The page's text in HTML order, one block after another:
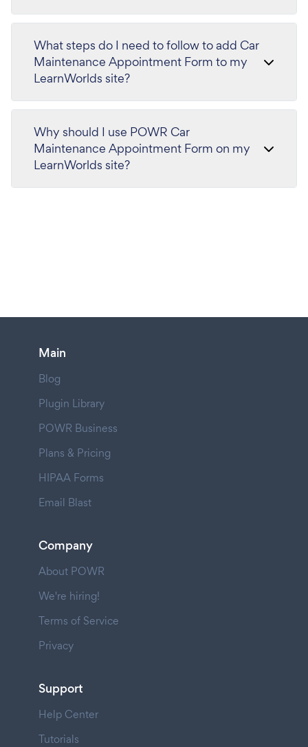
What steps do I need to follow to add Car
Maintenance Appointment Form to my
LearnWorlds site?
Why should I use POWR Car
Maintenance Appointment Form on my
LearnWorlds site?
Main
Blog
Plugin Library
POWR Business
Plans & Pricing
HIPAA Forms
Email Blast
Company
About POWR
We're hiring!
Terms of Service
Privacy
Support
Help Center
Tutorials